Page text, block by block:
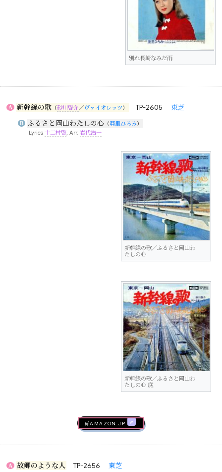
別れ長崎なみだ雨
A 新幹線の歌 （砂川啓介 ／ヴァイオレッツ） TP-2605 東芝
B ふるさと岡山わたしの心（亜里ひろみ）
Lyrics 十二村啓, Arr. 岩代浩一
新幹線の歌／ふるさと岡山わ
たしの心
新幹線の歌／ふるさと岡山わ
たしの心 底
🛒AMAZON.jp
A 故郷のような人 TP-2656 東芝